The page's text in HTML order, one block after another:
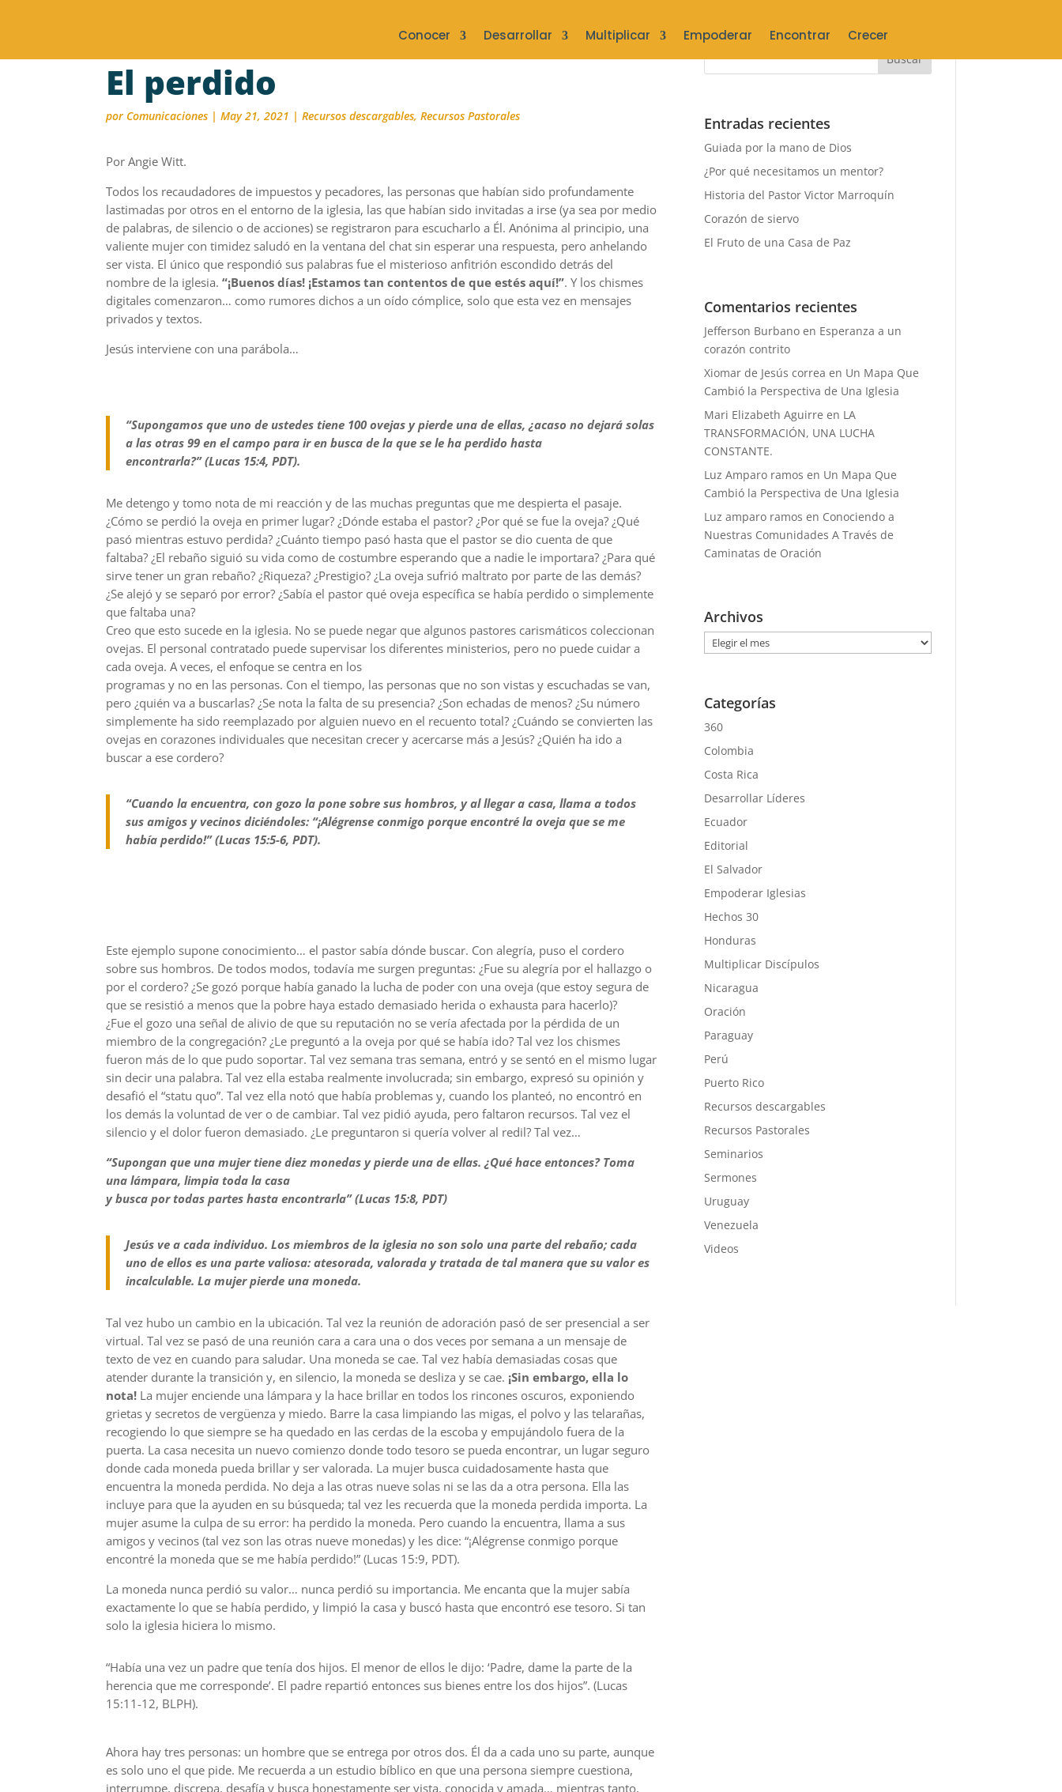
Conocer Desarrollar Multiplicar Empoderar Encontrar Crecer
El perdido
por Comunicaciones |May 21, 2021 |Recursos descargables,Recursos Pastorales
Por Angie Witt.
Todos los recaudadores de impuestos y pecadores, las personas que habían sido profundamente
lastimadas por otros en el entorno de la iglesia, las que habían sido invitadas a irse (ya sea por medio
de palabras, de silencio o de acciones) se registraron para escucharlo a Él. Anónima al principio, una
valiente mujer con timidez saludó en la ventana del chat sin esperar una respuesta, pero anhelando
ser vista. El único que respondió sus palabras fue el misterioso anfitrión escondido detrás del
nombre de la iglesia.“¡Buenos días! ¡Estamos tan contentos de que estés aquí!”. Y los chismes
digitales comenzaron… como rumores dichos a un oído cómplice, solo que esta vez en mensajes
privados y textos.
Jesús interviene con una parábola…
“Supongamos que uno de ustedes tiene 100 ovejas y pierde una de ellas, ¿acaso no dejará solas
a las otras 99 en el campo para ir en busca de la que se le ha perdido hasta
encontrarla?” (Lucas 15:4, PDT).
Me detengo y tomo nota de mi reacción y de las muchas preguntas que me despierta el pasaje.
¿Cómo se perdió la oveja en primer lugar? ¿Dónde estaba el pastor? ¿Por qué se fue la oveja? ¿Qué
pasó mientras estuvo perdida? ¿Cuánto tiempo pasó hasta que el pastor se dio cuenta de que
faltaba? ¿El rebaño siguió su vida como de costumbre esperando que a nadie le importara? ¿Para qué
sirve tener un gran rebaño? ¿Riqueza? ¿Prestigio? ¿La oveja sufrió maltrato por parte de las demás?
¿Se alejó y se separó por error? ¿Sabía el pastor qué oveja específica se había perdido o simplemente
que faltaba una?
Creo que esto sucede en la iglesia. No se puede negar que algunos pastores carismáticos coleccionan
ovejas. El personal contratado puede supervisar los diferentes ministerios, pero no puede cuidar a
cada oveja. A veces, el enfoque se centra en los
programas y no en las personas. Con el tiempo, las personas que no son vistas y escuchadas se van,
pero ¿quién va a buscarlas? ¿Se nota la falta de su presencia? ¿Son echadas de menos? ¿Su número
simplemente ha sido reemplazado por alguien nuevo en el recuento total? ¿Cuándo se convierten las
ovejas en corazones individuales que necesitan crecer y acercarse más a Jesús? ¿Quién ha ido a
buscar a ese cordero?
“Cuando la encuentra, con gozo la pone sobre sus hombros, y al llegar a casa, llama a todos
sus amigos y vecinos diciéndoles: “¡Alégrense conmigo porque encontré la oveja que se me
había perdido!” (Lucas 15:5-6, PDT).
Este ejemplo supone conocimiento… el pastor sabía dónde buscar. Con alegría, puso el cordero
sobre sus hombros. De todos modos, todavía me surgen preguntas: ¿Fue su alegría por el hallazgo o
por el cordero? ¿Se gozó porque había ganado la lucha de poder con una oveja (que estoy segura de
que se resistió a menos que la pobre haya estado demasiado herida o exhausta para hacerlo)?
¿Fue el gozo una señal de alivio de que su reputación no se vería afectada por la pérdida de un
miembro de la congregación? ¿Le preguntó a la oveja por qué se había ido? Tal vez los chismes
fueron más de lo que pudo soportar. Tal vez semana tras semana, entró y se sentó en el mismo lugar
sin decir una palabra. Tal vez ella estaba realmente involucrada; sin embargo, expresó su opinión y
desafió el “statu quo”. Tal vez ella notó que había problemas y, cuando los planteó, no encontró en
los demás la voluntad de ver o de cambiar. Tal vez pidió ayuda, pero faltaron recursos. Tal vez el
silencio y el dolor fueron demasiado. ¿Le preguntaron si quería volver al redil? Tal vez…
“Supongan que una mujer tiene diez monedas y pierde una de ellas. ¿Qué hace entonces? Toma
una lámpara, limpia toda la casa
y busca por todas partes hasta encontrarla” (Lucas 15:8, PDT)
Jesús ve a cada individuo. Los miembros de la iglesia no son solo una parte del rebaño; cada
uno de ellos es una parte valiosa: atesorada, valorada y tratada de tal manera que su valor es
incalculable. La mujer pierde una moneda.
Tal vez hubo un cambio en la ubicación. Tal vez la reunión de adoración pasó de ser presencial a ser
virtual. Tal vez se pasó de una reunión cara a cara una o dos veces por semana a un mensaje de
texto de vez en cuando para saludar. Una moneda se cae. Tal vez había demasiadas cosas que
atender durante la transición y, en silencio, la moneda se desliza y se cae. ¡Sin embargo, ella lo
nota! La mujer enciende una lámpara y la hace brillar en todos los rincones oscuros, exponiendo
grietas y secretos de vergüenza y miedo. Barre la casa limpiando las migas, el polvo y las telarañas,
recogiendo lo que siempre se ha quedado en las cerdas de la escoba y empujándolo fuera de la
puerta. La casa necesita un nuevo comienzo donde todo tesoro se pueda encontrar, un lugar seguro
donde cada moneda pueda brillar y ser valorada. La mujer busca cuidadosamente hasta que
encuentra la moneda perdida. No deja a las otras nueve solas ni se las da a otra persona. Ella las
incluye para que la ayuden en su búsqueda; tal vez les recuerda que la moneda perdida importa. La
mujer asume la culpa de su error: ha perdido la moneda. Pero cuando la encuentra, llama a sus
amigos y vecinos (tal vez son las otras nueve monedas) y les dice: “¡Alégrense conmigo porque
encontré la moneda que se me había perdido!” (Lucas 15:9, PDT).
La moneda nunca perdió su valor… nunca perdió su importancia. Me encanta que la mujer sabía
exactamente lo que se había perdido, y limpió la casa y buscó hasta que encontró ese tesoro. Si tan
solo la iglesia hiciera lo mismo.
“Había una vez un padre que tenía dos hijos. El menor de ellos le dijo: ‘Padre, dame la parte de la
herencia que me corresponde’. El padre repartió entonces sus bienes entre los dos hijos”. (Lucas
15:11-12, BLPH).
Ahora hay tres personas: un hombre que se entrega por otros dos. Él da a cada uno su parte, aunque
es solo uno el que pide. Me recuerda a un estudio bíblico en que una persona siempre cuestiona,
interrumpe, discrepa, desafía y busca honestamente ser vista, conocida y amada… mientras tanto,
Entradas recientes
Guiada por la mano de Dios
¿Por qué necesitamos un mentor?
Historia del Pastor Victor Marroquín
Corazón de siervo
El Fruto de una Casa de Paz
Comentarios recientes
Jefferson Burbanoen Esperanza a un
corazón contrito
Xiomar de Jesús correa en Un Mapa Que
Cambió la Perspectiva de Una Iglesia
Mari Elizabeth Aguirre en LA
TRANSFORMACIÓN, UNA LUCHA
CONSTANTE.
Luz Amparo ramos en Un Mapa Que
Cambió la Perspectiva de Una Iglesia
Luz amparo ramos en Conociendo a
Nuestras Comunidades A Través de
Caminatas de Oración
Archivos
Archivos
Categorías
360
Colombia
Costa Rica
Desarrollar Líderes
Ecuador
Editorial
El Salvador
Empoderar Iglesias
Hechos 30
Honduras
Multiplicar Discípulos
Nicaragua
Oración
Paraguay
Perú
Puerto Rico
Recursos descargables
Recursos Pastorales
Seminarios
Sermones
Uruguay
Venezuela
Videos